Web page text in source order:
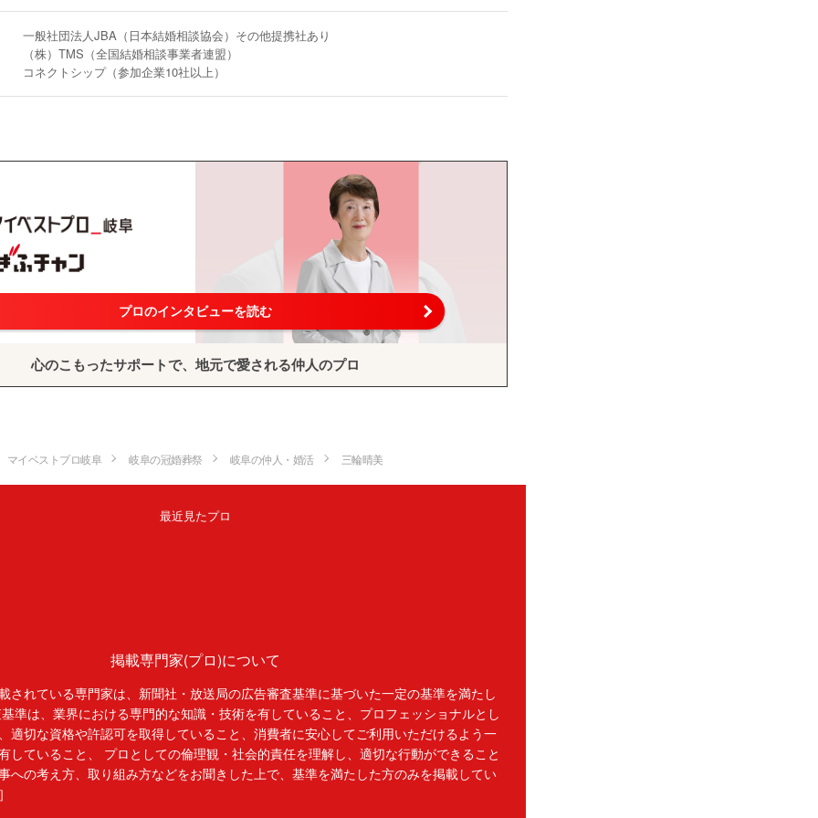
一般社団法人JBA（日本結婚相談協会）その他提携社あり
（株）TMS（全国結婚相談事業者連盟）
コネクトシップ（参加企業10社以上）
プロのインタビューを読む
心のこもったサポートで、地元で愛される仲人のプロ
マイベストプロ岐阜 岐阜の冠婚葬祭 岐阜の仲人・婚活 三輪晴美
最近見たプロ
掲載専門家(プロ)について
されている専門家は、新聞社・放送局の広告審査基準に基づいた一定の基準を満たし
準は、業界における専門的な知識・技術を有していること、プロフェッショナルとし
適切な資格や許認可を取得していること、消費者に安心してご利用いただけるよう一
していること、 プロとしての倫理観・社会的責任を理解し、適切な行動ができること
への考え方、取り組み方などをお聞きした上で、基準を満たした方のみを掲載してい